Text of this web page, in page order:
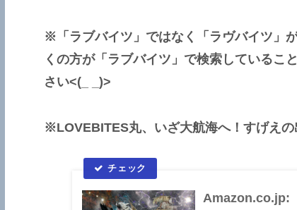
※「ラブバイツ」ではなく「ラヴバイツ」
くの方が「ラブバイツ」で検索しているこ
さい<(_ _)>
※LOVEBITES丸、いざ大航海へ！すげえ
Amazon.co.jp: